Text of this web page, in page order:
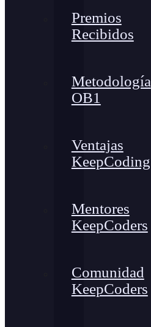
Premios
Recibidos
Metodología
OB1
Ventajas
KeepCoding
Mentores
KeepCoders
Comunidad
KeepCoders